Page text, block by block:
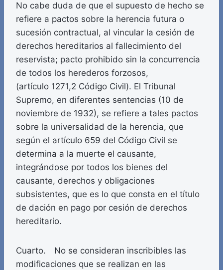
No cabe duda de que el supuesto de hecho se
refiere a pactos sobre la herencia futura o
sucesión contractual, al vincular la cesión de
derechos hereditarios al fallecimiento del
reservista; pacto prohibido sin la concurrencia
de todos los herederos forzosos,
(artículo 1271,2 Código Civil). El Tribunal
Supremo, en diferentes sentencias (10 de
noviembre de 1932), se refiere a tales pactos
sobre la universalidad de la herencia, que
según el artículo 659 del Código Civil se
determina a la muerte el causante,
integrándose por todos los bienes del
causante, derechos y obligaciones
subsistentes, que es lo que consta en el título
de dación en pago por cesión de derechos
hereditario.
Cuarto. No se consideran inscribibles las
modificaciones que se realizan en las